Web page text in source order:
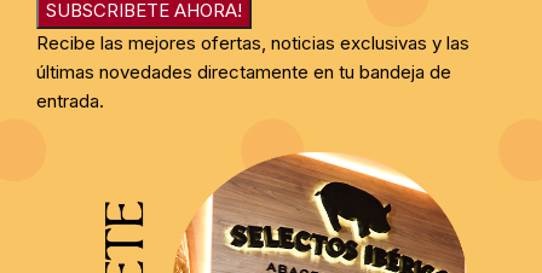
SUBSCRIBETE AHORA!
Recibe las mejores ofertas, noticias exclusivas y las
últimas novedades directamente en tu bandeja de
entrada.